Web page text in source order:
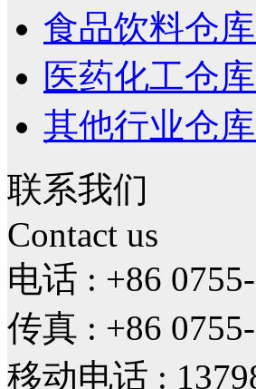
食品饮料仓
医药化工仓
其他行业仓
联系我们
Contact us
电话 : +86
传真 : +86
移动电话 :